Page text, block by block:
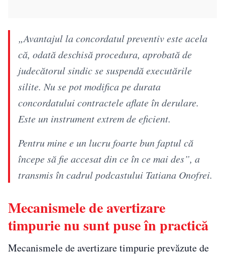
„Avantajul la concordatul preventiv este acela
că, odată deschisă procedura, aprobată de
judecătorul sindic se suspendă executările
silite. Nu se pot modifica pe durata
concordatului contractele aflate în derulare.
Este un instrument extrem de eficient.
Pentru mine e un lucru foarte bun faptul că
începe să fie accesat din ce în ce mai des”, a
transmis în cadrul podcastului Tatiana Onofrei.
Mecanismele de avertizare
timpurie nu sunt puse în practică
Mecanismele de avertizare timpurie prevăzute de